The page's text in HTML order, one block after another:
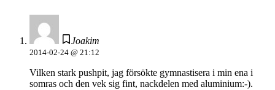
Joakim
2014-02-24 @ 21:12
Vilken stark pushpit, jag försökte gymnastisera i min ena i
somras och den vek sig fint, nackdelen med aluminium:-).